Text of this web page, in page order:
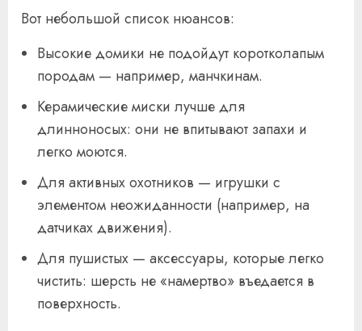
Вот небольшой список нюансов:
Высокие домики не подойдут коротколапым
породам — например, манчкинам.
Керамические миски лучше для
длинноносых: они не впитывают запахи и
легко моются.
Для активных охотников — игрушки с
элементом неожиданности (например, на
датчиках движения).
Для пушистых — аксессуары, которые легко
чистить: шерсть не «намертво» въедается в
поверхность.